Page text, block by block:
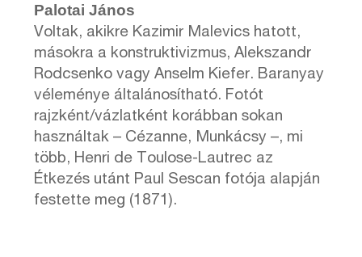
Palotai János
Voltak, akikre Kazimir Malevics hatott,
másokra a konstruktivizmus, Alekszandr
Rodcsenko vagy Anselm Kiefer. Baranyay
véleménye általánosítható. Fotót
rajzként/vázlatként korábban sokan
használtak – Cézanne, Munkácsy –, mi
több, Henri de Toulose-Lautrec az
Étkezés utánt Paul Sescan fotója alapján
festette meg (1871).